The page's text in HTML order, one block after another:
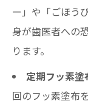
ー」や「ごほう
身が歯医者への
ります。
定期フッ素塗
回のフッ素塗布